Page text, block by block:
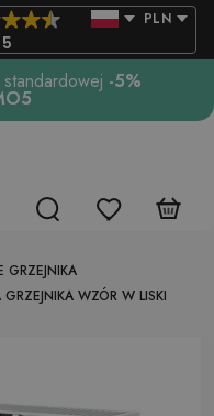
PLN
-5%
GRZEJNIKA
WZÓR W LISKI